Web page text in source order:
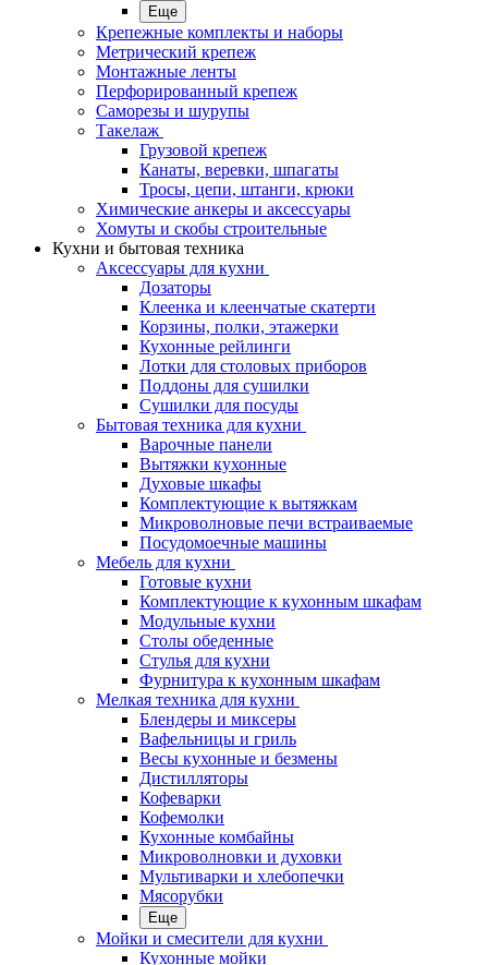
Еще
Крепежные комплекты и наборы
Метрический крепеж
Монтажные ленты
Перфорированный крепеж
Саморезы и шурупы
Такелаж
Грузовой крепеж
Канаты, веревки, шпагаты
Тросы, цепи, штанги, крюки
Химические анкеры и аксессуары
Хомуты и скобы строительные
Кухни и бытовая техника
Аксессуары для кухни
Дозаторы
Клеенка и клеенчатые скатерти
Корзины, полки, этажерки
Кухонные рейлинги
Лотки для столовых приборов
Поддоны для сушилки
Сушилки для посуды
Бытовая техника для кухни
Варочные панели
Вытяжки кухонные
Духовые шкафы
Комплектующие к вытяжкам
Микроволновые печи встраиваемые
Посудомоечные машины
Мебель для кухни
Готовые кухни
Комплектующие к кухонным шкафам
Модульные кухни
Столы обеденные
Стулья для кухни
Фурнитура к кухонным шкафам
Мелкая техника для кухни
Блендеры и миксеры
Вафельницы и гриль
Весы кухонные и безмены
Дистилляторы
Кофеварки
Кофемолки
Кухонные комбайны
Микроволновки и духовки
Мультиварки и хлебопечки
Мясорубки
Еще
Мойки и смесители для кухни
Кухонные мойки